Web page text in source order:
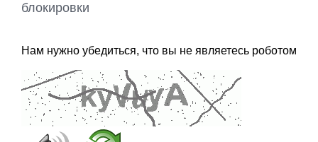
блокировки
Нам нужно убедиться, что вы не являетесь роботом